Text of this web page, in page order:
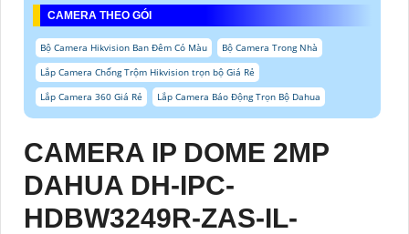
CAMERA THEO GÓI
Bộ Camera Hikvision Ban Đêm Có Màu
Bộ Camera Trong Nhà
Lắp Camera Chống Trộm Hikvision trọn bộ Giá Rẻ
Lắp Camera 360 Giá Rẻ
Lắp Camera Báo Động Trọn Bộ Dahua
CAMERA IP DOME 2MP
DAHUA DH-IPC-
HDBW3249R-ZAS-IL-